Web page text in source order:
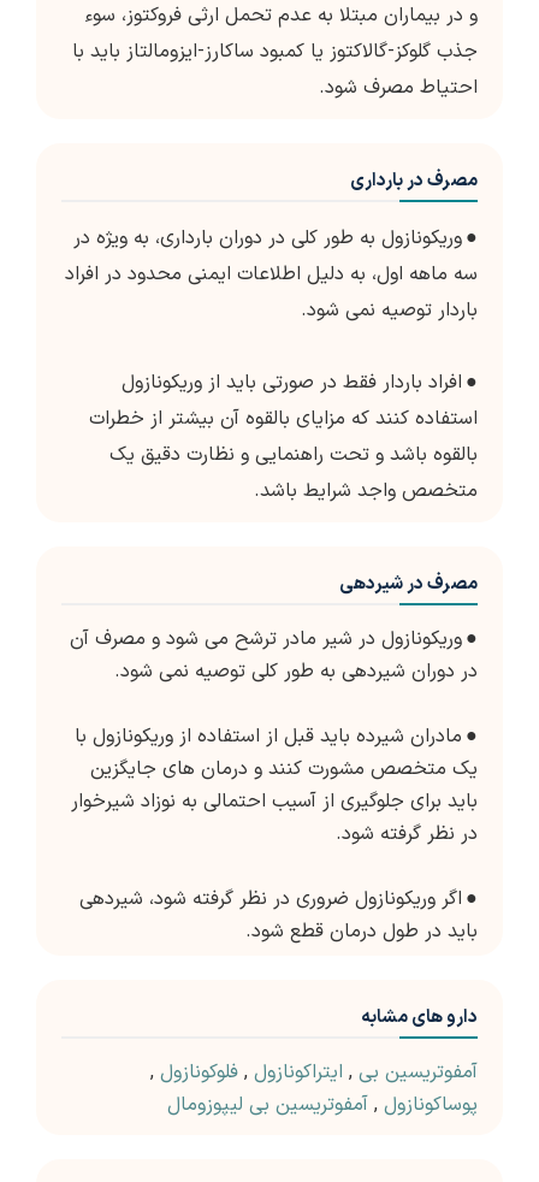
و در بیماران مبتلا به عدم تحمل ارثی فروکتوز، سوء
جذب گلوکز-گالاکتوز یا کمبود ساکارز-ایزومالتاز باید با
احتیاط مصرف شود.
مصرف در بارداری
●وریکونازول به طور کلی در دوران بارداری، به ویژه در
سه ماهه اول، به دلیل اطلاعات ایمنی محدود در افراد
باردار توصیه نمی شود.
● افراد باردار فقط در صورتی باید از وریکونازول
استفاده کنند که مزایای بالقوه آن بیشتر از خطرات
بالقوه باشد و تحت راهنمایی و نظارت دقیق یک
متخصص واجد شرایط باشد.
مصرف در شیردهی
●وریکونازول در شیر مادر ترشح می شود و مصرف آن
در دوران شیردهی به طور کلی توصیه نمی شود.
● مادران شیرده باید قبل از استفاده از وریکونازول با
یک متخصص مشورت کنند و درمان های جایگزین
باید برای جلوگیری از آسیب احتمالی به نوزاد شیرخوار
در نظر گرفته شود.
● اگر وریکونازول ضروری در نظر گرفته شود، شیردهی
باید در طول درمان قطع شود.
دارو های مشابه
آمفوتریسین بی , ایتراکونازول , فلوکونازول ,
پوساکونازول , آمفوتریسین بی لیپوزومال